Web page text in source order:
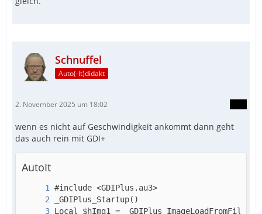
Schnuffel
Auto(-It)didakt
2. November 2025 um 18:02
wenn es nicht auf Geschwindigkeit ankommt dann geht
das auch rein mit GDI+
AutoIt